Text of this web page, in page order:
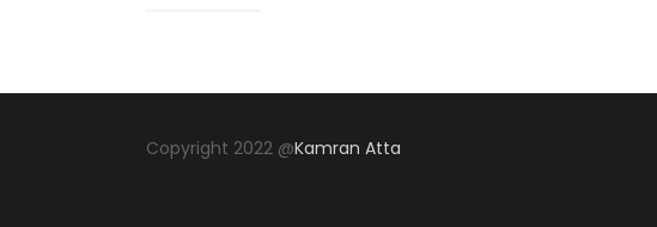
Copyright 2022 @Kamran Atta